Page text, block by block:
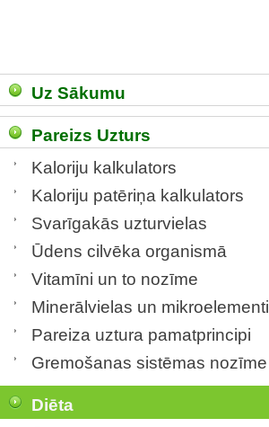
Uz Sākumu
Pareizs Uzturs
Kaloriju kalkulators
Kaloriju patēriņa kalkulators
Svarīgakās uzturvielas
Ūdens cilvēka organismā
Vitamīni un to nozīme
Minerālvielas un mikroelementi
Pareiza uztura pamatprincipi
Gremošanas sistēmas nozīme
Diēta